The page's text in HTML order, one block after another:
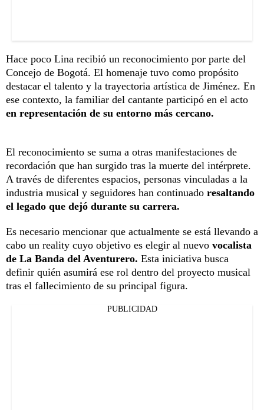
Hace poco Lina recibió un reconocimiento por parte del
Concejo de Bogotá. El homenaje tuvo como propósito
destacar el talento y la trayectoria artística de Jiménez. En
ese contexto, la familiar del cantante participó en el acto
en representación de su entorno más cercano.
El reconocimiento se suma a otras manifestaciones de
recordación que han surgido tras la muerte del intérprete.
A través de diferentes espacios, personas vinculadas a la
industria musical y seguidores han continuado resaltando
el legado que dejó durante su carrera.
Es necesario mencionar que actualmente se está llevando a
cabo un reality cuyo objetivo es elegir al nuevo vocalista
de La Banda del Aventurero. Esta iniciativa busca
definir quién asumirá ese rol dentro del proyecto musical
tras el fallecimiento de su principal figura.
PUBLICIDAD